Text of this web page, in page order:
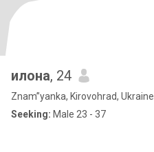
илона, 24
Znam”yanka, Kirovohrad, Ukraine
Seeking: Male 23 - 37